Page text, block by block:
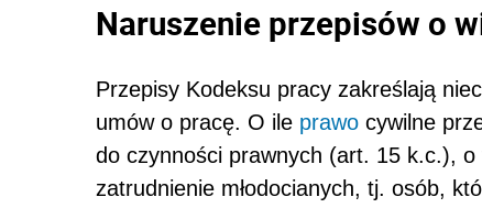
Naruszenie przepisów o
Przepisy Kodeksu pracy zakreślają
umów o pracę. O ile prawo cywilne
do czynności prawnych (art. 15 k.c.),
zatrudnienie młodocianych, tj. osób,